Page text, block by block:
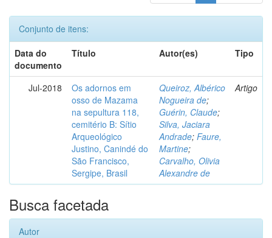
Conjunto de itens:
Data do
documento
Título Autor(es) Tipo
Jul-2018
Os adornos em
osso de Mazama
na sepultura 118,
cemitério B: Sítio
Arqueológico
Justino, Canindé do
São Francisco,
Sergipe, Brasil
Queiroz, Albérico
Nogueira de;
Guérin, Claude;
Silva, Jaciara
Andrade; Faure,
Martine;
Carvalho, Olivia
Alexandre de
Artigo
Busca facetada
Autor